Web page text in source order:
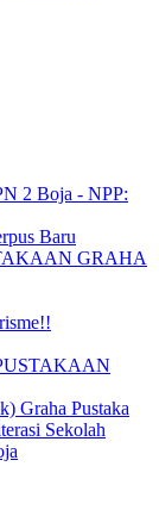
2 Boja - NPP:
Baru
GRAHA
Graha Pustaka
Sekolah